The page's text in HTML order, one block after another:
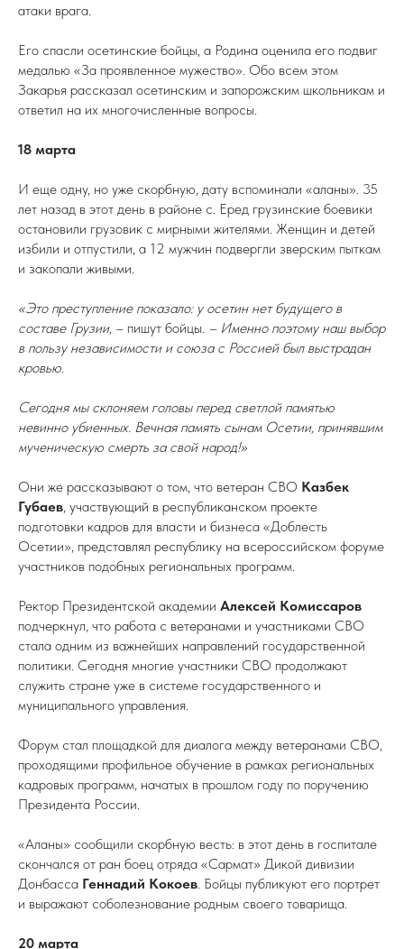
атаки врага.
Его спасли осетинские бойцы, а Родина оценила его подвиг
медалью «За проявленное мужество». Обо всем этом
Закарья рассказал осетинским и запорожским школьникам и
ответил на их многочисленные вопросы.
18 марта
И еще одну, но уже скорбную, дату вспоминали «аланы». 35
лет назад в этот день в районе с. Еред грузинские боевики
остановили грузовик с мирными жителями. Женщин и детей
избили и отпустили, а 12 мужчин подвергли зверским пыткам
и закопали живыми.
«Это преступление показало: у осетин нет будущего в
составе Грузии, – пишут бойцы. – Именно поэтому наш выбор
в пользу независимости и союза с Россией был выстрадан
кровью.
Сегодня мы склоняем головы перед светлой памятью
невинно убиенных. Вечная память сынам Осетии, принявшим
мученическую смерть за свой народ!»
Они же рассказывают о том, что ветеран СВО Казбек
Губаев, участвующий в республиканском проекте
подготовки кадров для власти и бизнеса «Доблесть
Осетии», представлял республику на всероссийском форуме
участников подобных региональных программ.
Ректор Президентской академии Алексей Комиссаров
подчеркнул, что работа с ветеранами и участниками СВО
стала одним из важнейших направлений государственной
политики. Сегодня многие участники СВО продолжают
служить стране уже в системе государственного и
муниципального управления.
Форум стал площадкой для диалога между ветеранами СВО,
проходящими профильное обучение в рамках региональных
кадровых программ, начатых в прошлом году по поручению
Президента России.
«Аланы» сообщили скорбную весть: в этот день в госпитале
скончался от ран боец отряда «Сармат» Дикой дивизии
Донбасса Геннадий Кокоев. Бойцы публикуют его портрет
и выражают соболезнование родным своего товарища.
20 марта